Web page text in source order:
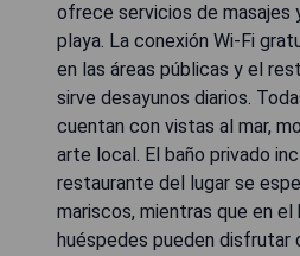
ofrece servicios de masajes
playa. La conexión Wi-Fi
en las áreas públicas y el
sirve desayunos diarios.
cuentan con vistas al mar,
arte local. El baño privado
restaurante del lugar se
mariscos, mientras que en el
huéspedes pueden